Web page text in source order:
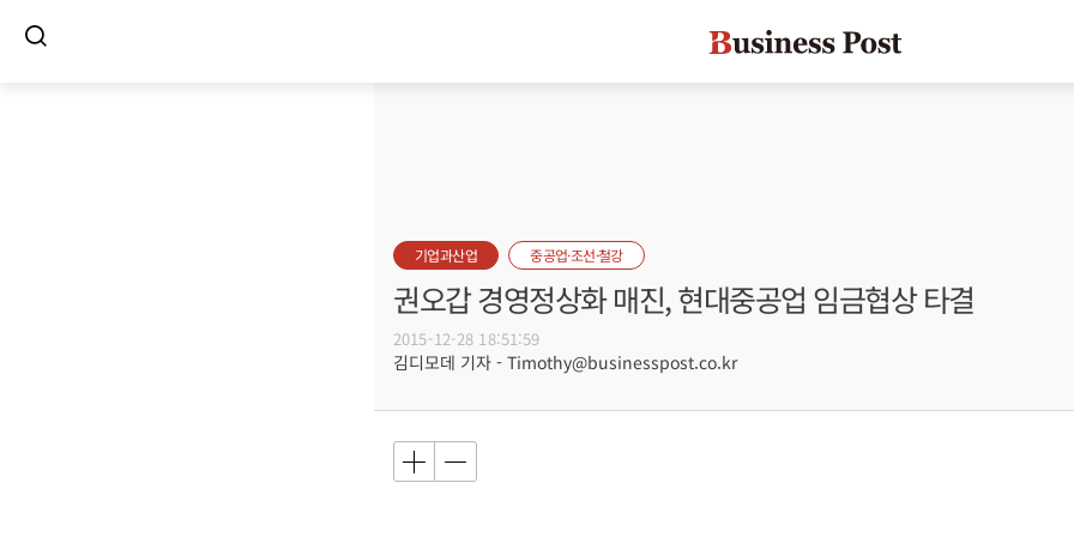
기업과산업 중공업·조선·철강
권오갑 경영정상화 매진, 현대중공업 임금협상 타결
2015-12-28 18:51:59
김디모데 기자 - Timothy@businesspost.co.kr